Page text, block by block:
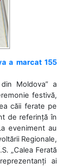
a marcat 155
Moldova” a
festivă,
căii ferate pe
de referință în
eveniment au
Regionale,
„Calea Ferată
ai